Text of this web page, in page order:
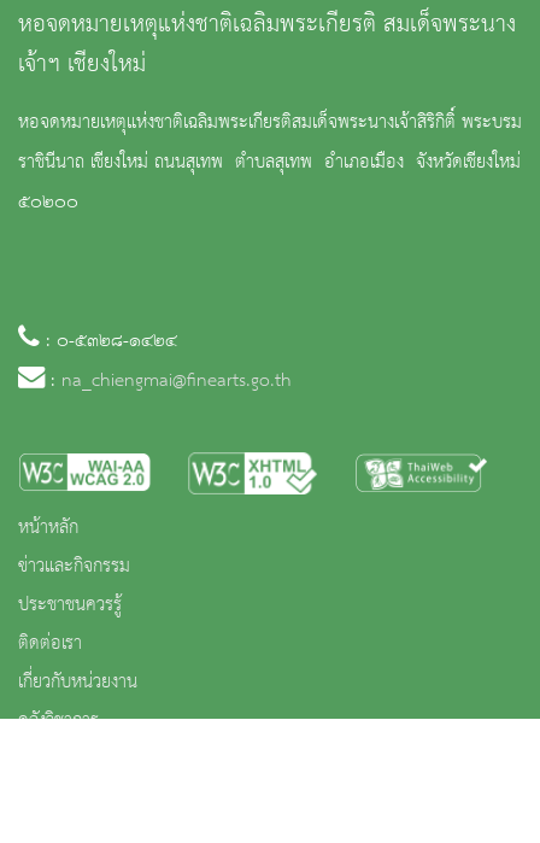
หอจดหมายเหตุแห่งชาติเฉลิมพระเกียรติ สมเด็จพระนาง
เจ้าฯ เชียงใหม่
หอจดหมายเหตุแห่งชาติเฉลิมพระเกียรติสมเด็จพระนางเจ้าสิริกิติ์ พระบรม
ราชินีนาถ เชียงใหม่ ถนนสุเทพ ตำบลสุเทพ อำเภอเมือง จังหวัดเชียงใหม่
๕๐๒๐๐
: ๐-๕๓๒๘-๑๔๒๔
: na_chiengmai@finearts.go.th
หน้าหลัก
ข่าวและกิจกรรม
ประชาชนควรรู้
ติดต่อเรา
เกี่ยวกับหน่วยงาน
คลังวิชาการ